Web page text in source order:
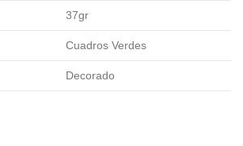
37gr
Cuadros Verdes
Decorado